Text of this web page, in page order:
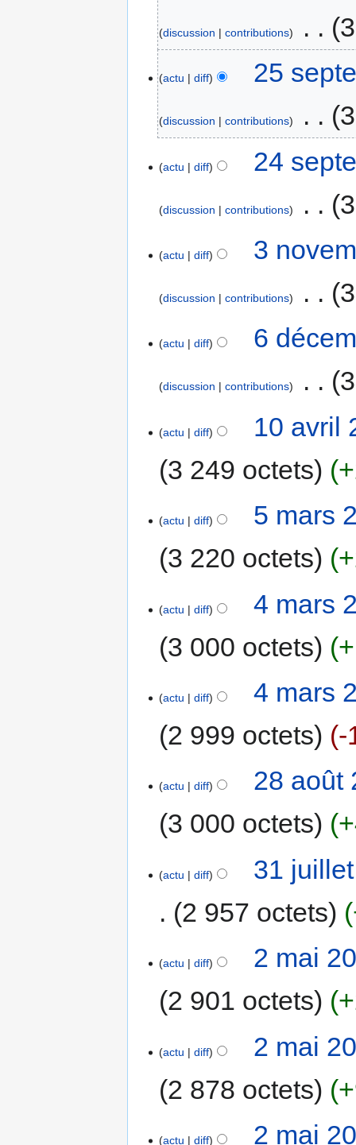
discussion contributions
actu diff 25
discussion contributions
actu diff 24
discussion contributions
actu diff 3
discussion contributions
actu diff 6
discussion contributions
actu diff
10 avril
3 249 octets
actu diff
5 mars
3 220 octets
actu diff
4 mars
3 000 octets
actu diff
4 mars
2 999 octets
-
actu diff
28 août
3 000 octets
actu diff
31
2 957 octets
actu diff
2 mai
2 901 octets
actu diff
2 mai
2 878 octets
actu diff
2 mai